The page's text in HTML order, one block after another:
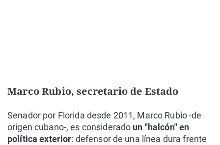
Marco Rubio, secretario de Estado
Senador por Florida desde 2011, Marco Rubio -de
origen cubano-, es considerado un "halcón" en
política exterior: defensor de una línea dura frente